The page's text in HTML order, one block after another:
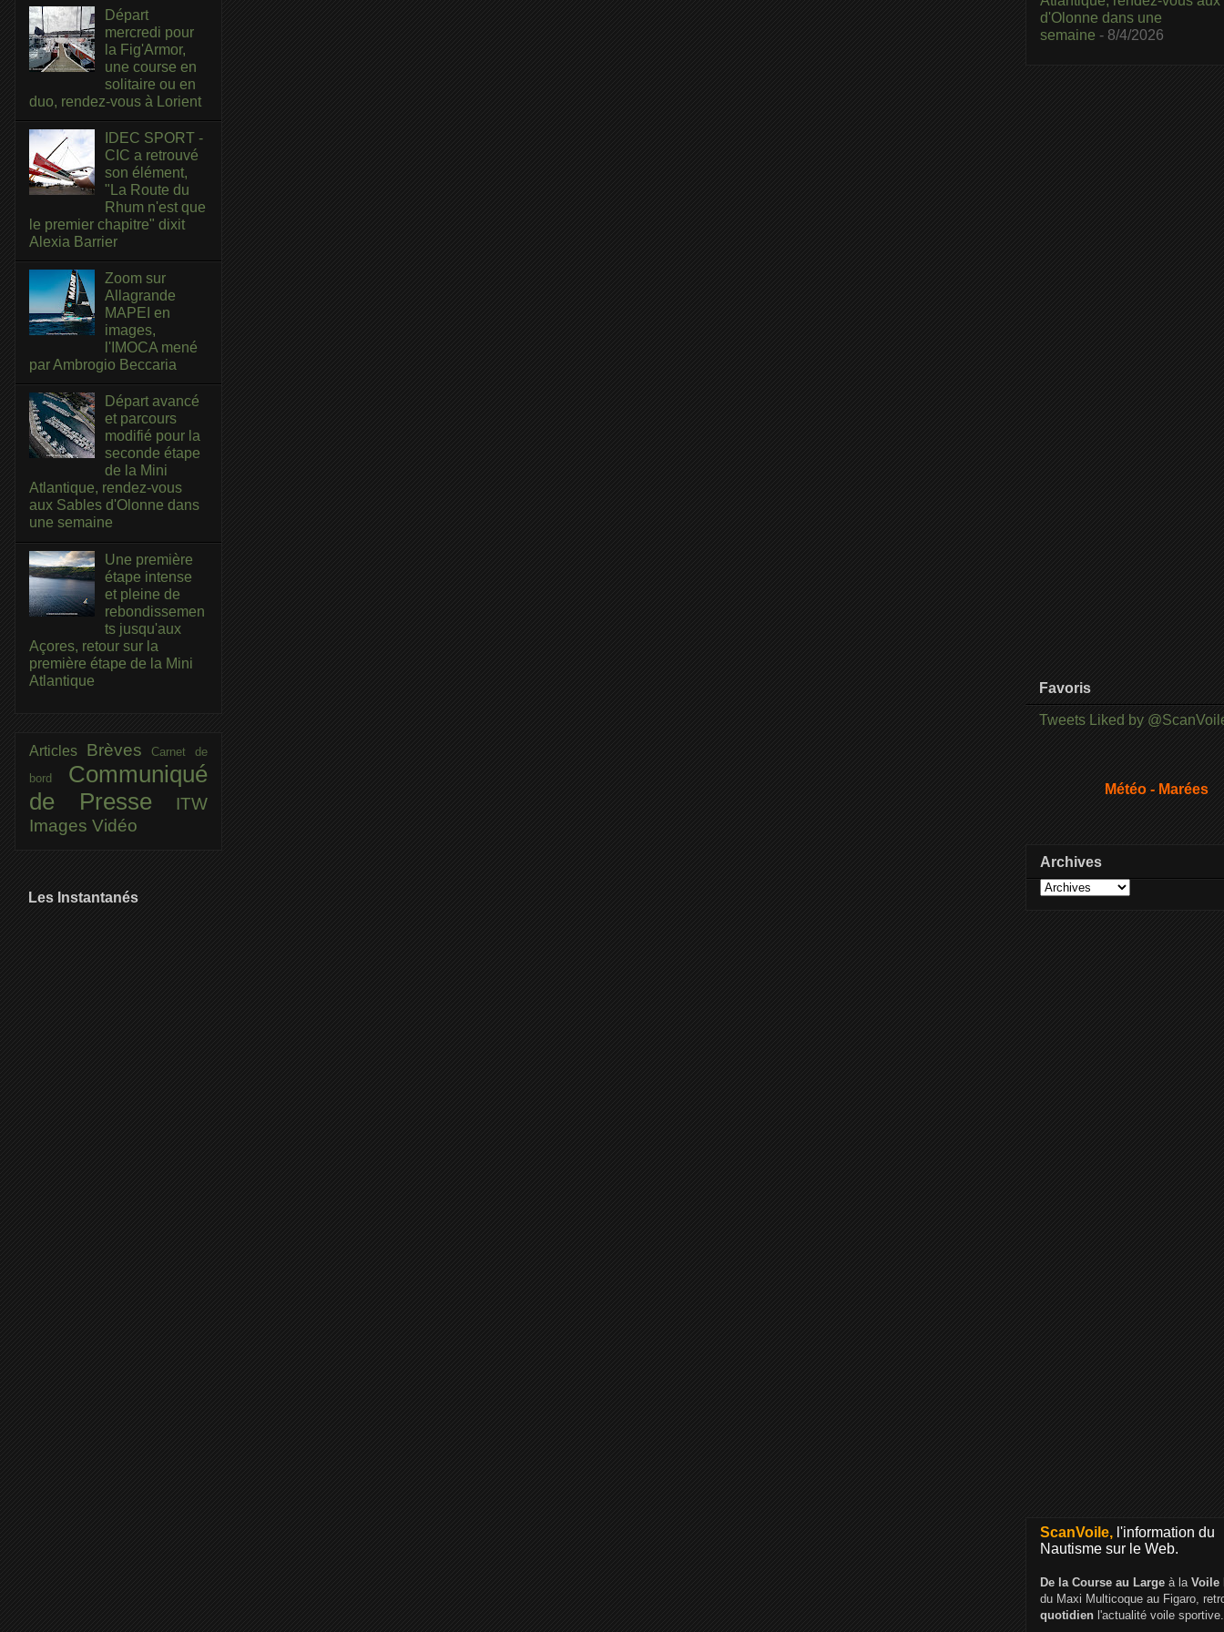
Départ
mercredi pour
la Fig'Armor,
une course en
solitaire ou en
duo, rendez-vous à Lorient
IDEC SPORT -
CIC a retrouvé
son élément,
"La Route du
Rhum n'est que
le premier chapitre" dixit
Alexia Barrier
Zoom sur
Allagrande
MAPEI en
images,
l'IMOCA mené
par Ambrogio Beccaria
Départ avancé
et parcours
modifié pour la
seconde étape
de la Mini
Atlantique, rendez-vous
aux Sables d'Olonne dans
une semaine
Une première
étape intense
et pleine de
rebondissemen
ts jusqu'aux
Açores, retour sur la
première étape de la Mini
Atlantique
Articles BrèvesCarnet de
bord Communiqué
de Presse
ITW
Images Vidéo
Les Instantanés
d'Olonne dans une
semaine - 8/4/2026
Favoris
Tweets Liked by
Météo - Marées
Archives
ScanVoile, l'information du
Nautisme sur le Web.
De la Course au Large à la Voile
du Maxi Multicoque au Figaro,
quotidien l'actualité voile sportive.